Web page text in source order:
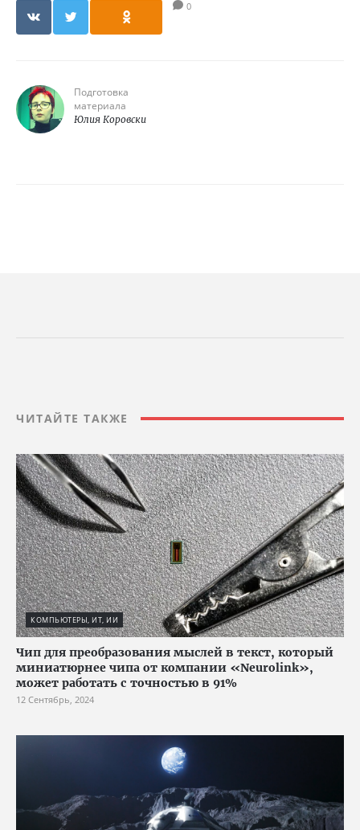
0
Подготовка
материала
Юлия Коровски
ЧИТАЙТЕ ТАКЖЕ
КОМПЬЮТЕРЫ, ИТ, ИИ
Чип для преобразования мыслей в текст, который
миниатюрнее чипа от компании «Neurolink»,
может работать с точностью в 91%
12 Сентябрь, 2024